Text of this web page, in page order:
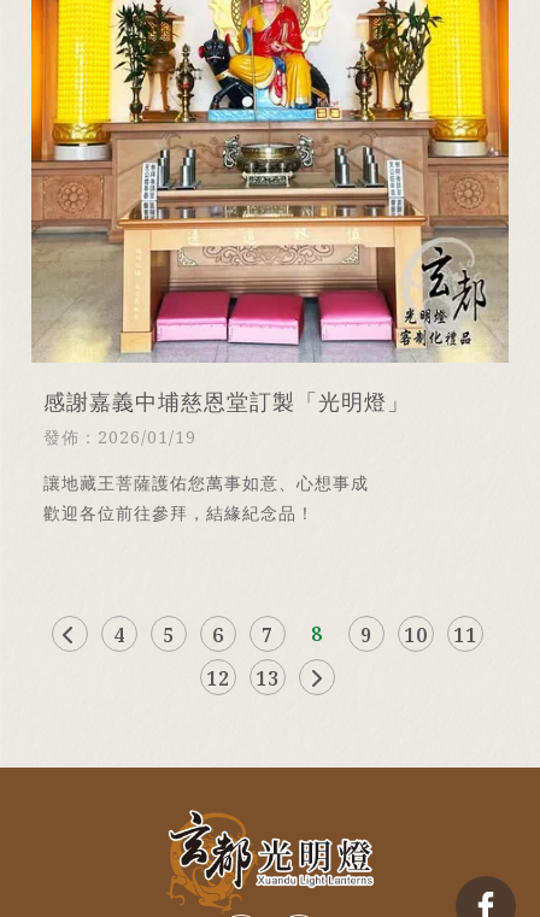
感謝嘉義中埔慈恩堂訂製「光明燈」
發佈：2026/01/19
讓地藏王菩薩護佑您萬事如意、心想事成
歡迎各位前往參拜，結緣紀念品！
4 5 6 7 8 9 10
11
12
13